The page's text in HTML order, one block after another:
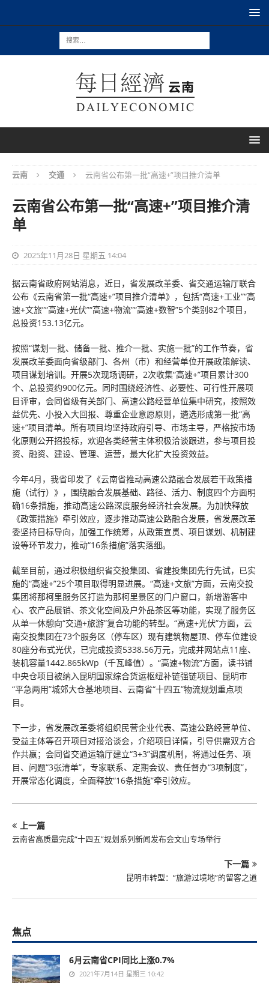
云南 交通 云南省公布第一批“高速+”项目推介清单
云南省公布第一批“高速+”项目推介清
单
2025年11月28日 星期五 14:04
据云南省政府网站消息，近日，省发展改革委、省交通运输厅联合
公布《云南省第一批“高速+”项目推介清单》，包括“高速+工业”“高
速+文旅”“高速+光伏”“高速+物流”“高速+数智”5个类别82个项目，
总投资153.13亿元。
按照“谋划一批、储备一批、推介一批、实施一批”的工作节奏，省
发展改革委面向省级部门、各州（市）和经营单位开展政策解读、
项目谋划培训。开展5次现场调研，2次收集“高速+”项目累计300
个、总投资约900亿元。同时围绕经济性、必要性、可行性开展项
目评审，会同省级有关部门、高速公路经营单位集中研究，按照效
益优先、小投入大回报、尊重企业意愿原则，遴选形成第一批“高
速+”项目清单。所有项目均坚持政府引导、市场主导，严格按市场
化原则公开招投标，欢迎各类经营主体积极洽谈跟进，参与项目投
资、融资、建设、管理、运营，最大化扩大投资效益。
今年4月，我省印发了《云南省推动高速公路融合发展若干政策措
施（试行）》，围绕融合发展基础、路径、活力、制度四个方面明
确16条措施，推动高速公路深度服务经济社会发展。为加快释放
《政策措施》牵引效应，逐步推动高速公路融合发展，省发展改革
委坚持目标导向，加强工作统筹，从政策宣贯、项目谋划、机制建
设等环节发力，推动“16条措施”落实落细。
截至目前，通过积极组织省交投集团、省建投集团先行先试，已实
施的“高速+”25个项目取得明显进展。“高速+文旅”方面，云南交投
集团将那柯里服务区打造为那柯里景区的门户窗口，新增游客中
心、农产品展销、茶文化空间及户外品茶区等功能，实现了服务区
从单一休憩向“交通+旅游”复合功能的转型。“高速+光伏”方面，云
南交投集团在73个服务区（停车区）现有建筑物屋顶、停车位建设
80座分布式光伏，已完成投资5338.56万元，完成并网站点11座、
装机容量1442.865kWp（千瓦峰值）。“高速+物流”方面，读书铺
中央仓项目被纳入昆明国家综合货运枢纽补链强链项目、昆明市
“平急两用”城郊大仓基地项目、云南省“十四五”物流规划重点项
目。
下一步，省发展改革委将组织民营企业代表、高速公路经营单位、
受益主体等召开项目对接洽谈会，介绍项目详情，引导供需双方合
作共赢；会同省交通运输厅建立“3+3”调度机制，将通过任务、项
目、问题“3张清单”，专家联系、定期会议、责任督办“3项制度”，
开展常态化调度，全面释放“16条措施”牵引效应。
上一篇
云南省高质量完成“十四五”规划系列新闻发布会文山专场举行
下一篇
昆明市转型：“旅游过境地”的留客之道
焦点
6月云南省CPI同比上涨0.7%
2021年7月14日 星期三 10:42